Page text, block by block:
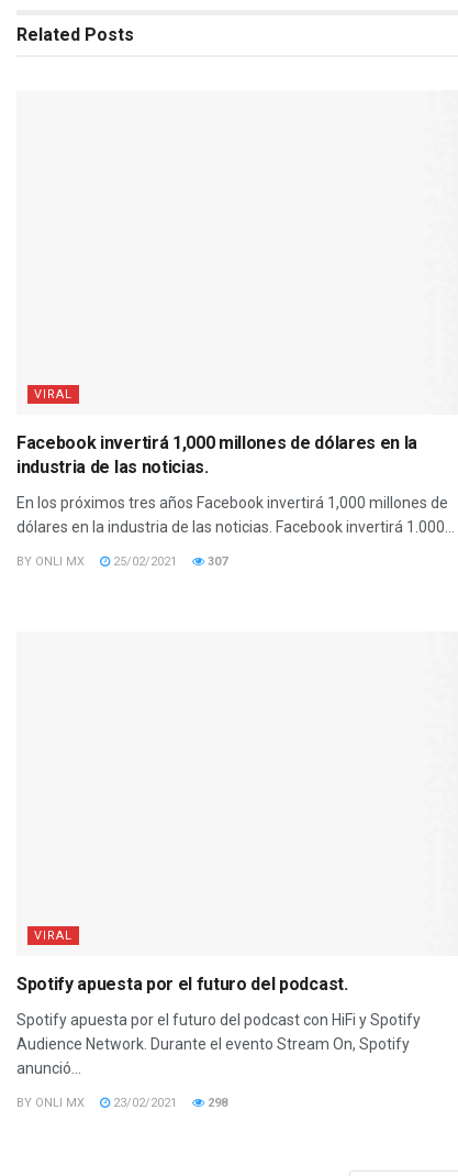
Related Posts
VIRAL
Facebook invertirá 1,000 millones de dólares en la
industria de las noticias.
En los próximos tres años Facebook invertirá 1,000 millones de
dólares en la industria de las noticias. Facebook invertirá 1.000...
BY ONLI MX 25/02/2021 307
VIRAL
Spotify apuesta por el futuro del podcast.
Spotify apuesta por el futuro del podcast con HiFi y Spotify
Audience Network. Durante el evento Stream On, Spotify
anunció...
BY ONLI MX 23/02/2021 298